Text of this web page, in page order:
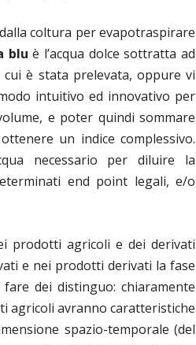
coltura per evapotraspirare
blu è l’acqua dolce sottratta ad
è stata prelevata, oppure vi
intuitivo ed innovativo per
e poter quindi sommare
un indice complessivo.
necessario per diluire la
end point legali, e/o
prodotti agricoli e dei derivati
e nei prodotti derivati la fase
dei distinguo: chiaramente
agricoli avranno caratteristiche
spazio-temporale (del